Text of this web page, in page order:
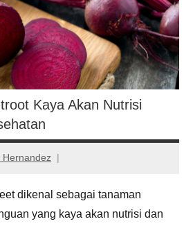
Kaya Akan Nutrisi
Hernandez
dikenal sebagai tanaman
yang kaya akan nutrisi dan